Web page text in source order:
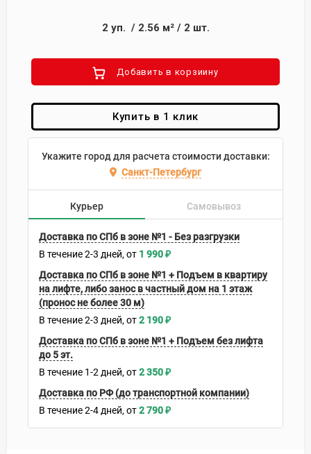
2 уп. / 2.56 м²/ 2 шт.
Добавить в корзиину
Купить в 1 клик
Укажите город для расчета стоимости доставки:
Санкт-Петербург
Курьер Самовывоз
Доставка по СПб в зоне №1 - Без разгрузки
В течение2-3 дней 1 990₽
Доставка по СПб в зоне №1 + Подъем в квартиру
на лифте, либо занос в частный дом на 1 этаж
(пронос не более 30 м)
В течение2-3 дней 2 190₽
Доставка по СПб в зоне №1 + Подъем без лифта
до 5 эт.
В течение 1-2 дней 2 350₽
Доставка по РФ (до транспортной компании)
В течение2-4 дней 2 790₽